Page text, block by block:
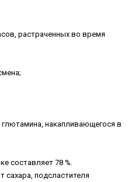
растраченных во время
накапливающегося в
составляет 78 %.
сахара, подсластителя